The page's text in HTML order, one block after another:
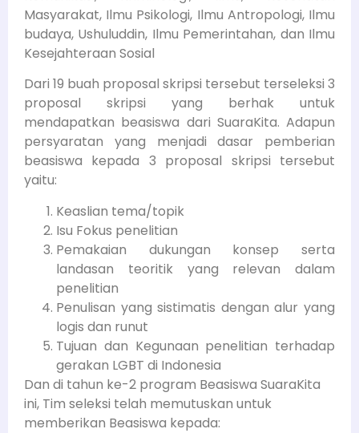
Masyarakat, Ilmu Psikologi, Ilmu Antropologi, Ilmu
budaya, Ushuluddin, Ilmu Pemerintahan, dan Ilmu
Kesejahteraan Sosial
Dari 19 buah proposal skripsi tersebut terseleksi 3
proposal skripsi yang berhak untuk
mendapatkan beasiswa dari SuaraKita. Adapun
persyaratan yang menjadi dasar pemberian
beasiswa kepada 3 proposal skripsi tersebut
yaitu:
Keaslian tema/topik
Isu Fokus penelitian
Pemakaian dukungan konsep serta
landasan teoritik yang relevan dalam
penelitian
Penulisan yang sistimatis dengan alur yang
logis dan runut
Tujuan dan Kegunaan penelitian terhadap
gerakan LGBT di Indonesia
Dan di tahun ke-2 program Beasiswa SuaraKita
ini, Tim seleksi telah memutuskan untuk
memberikan Beasiswa kepada: